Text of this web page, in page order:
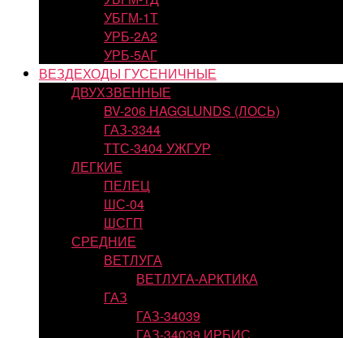
УБГМ-1Т
УРБ-2А2
УРБ-5АГ
ВЕЗДЕХОДЫ ГУСЕНИЧНЫЕ
ДВУХЗВЕННЫЕ
BV-206 HAGGLUNDS (ЛОСЬ)
ГАЗ-3344
ТТС-3404 УЖГУР
ЛЕГКИЕ
ПЕЛЕЦ
ШС-04
ШСГП
СРЕДНИЕ
ВЕТЛУГА
ВЕТЛУГА-АРКТИКА
ГАЗ
ГАЗ-34039